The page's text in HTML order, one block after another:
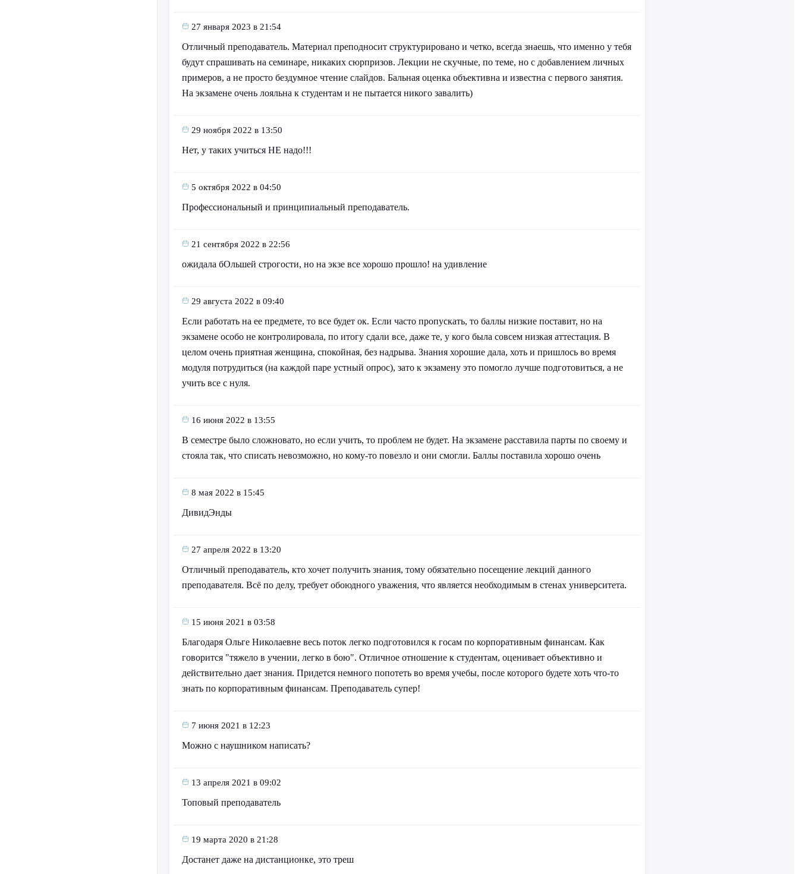
27 января 2023 в 21:54
Отличный преподаватель. Материал преподносит структурировано и четко, всегда знаешь, что именно у тебя
будут спрашивать на семинаре, никаких сюрпризов. Лекции не скучные, по теме, но с добавлением личных
примеров, а не просто бездумное чтение слайдов. Бальная оценка объективна и известна с первого занятия.
На экзамене очень лояльна к студентам и не пытается никого завалить)
29 ноября 2022 в 13:50
Нет, у таких учиться НЕ надо!!!
5 октября 2022 в 04:50
Профессиональный и принципиальный преподаватель.
21 сентября 2022 в 22:56
ожидала бОльшей строгости, но на экзе все хорошо прошло! на удивление
29 августа 2022 в 09:40
Если работать на ее предмете, то все будет ок. Если часто пропускать, то баллы низкие поставит, но на
экзамене особо не контролировала, по итогу сдали все, даже те, у кого была совсем низкая аттестация. В
целом очень приятная женщина, спокойная, без надрыва. Знания хорошие дала, хоть и пришлось во время
модуля потрудиться (на каждой паре устный опрос), зато к экзамену это помогло лучше подготовиться, а не
учить все с нуля.
16 июня 2022 в 13:55
В семестре было сложновато, но если учить, то проблем не будет. На экзамене расставила парты по своему и
стояла так, что списать невозможно, но кому-то повезло и они смогли. Баллы поставила хорошо очень
8 мая 2022 в 15:45
ДивидЭнды
27 апреля 2022 в 13:20
Отличный преподаватель, кто хочет получить знания, тому обязательно посещение лекций данного
преподавателя. Всё по делу, требует обоюдного уважения, что является необходимым в стенах университета.
15 июня 2021 в 03:58
Благодаря Ольге Николаевне весь поток легко подготовился к госам по корпоративным финансам. Как
говорится "тяжело в учении, легко в бою". Отличное отношение к студентам, оценивает объективно и
действительно дает знания. Придется немного попотеть во время учебы, после которого будете хоть что-то
знать по корпоративным финансам. Преподаватель супер!
7 июня 2021 в 12:23
Можно с наушником написать?
13 апреля 2021 в 09:02
Топовый преподаватель
19 марта 2020 в 21:28
Достанет даже на дистанционке, это треш